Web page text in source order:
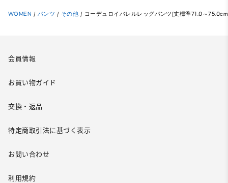
WOMEN / パンツ / その他 / コーデュロイバレルレッグパンツ(丈標準71.0～
会員情報
お買い物ガイド
交換・返品
特定商取引法に基づく表示
お問い合わせ
利用規約